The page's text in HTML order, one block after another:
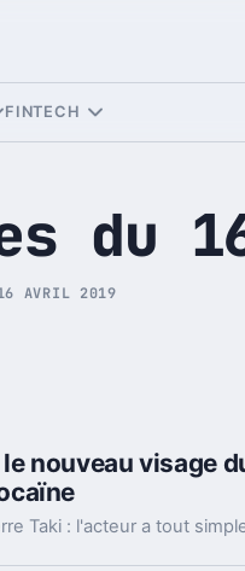
FINTECH
du
AVRIL 2019
nouveau visage